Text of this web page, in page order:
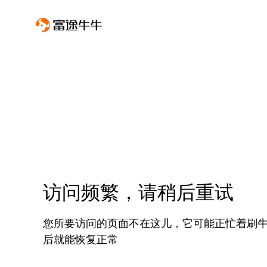
访问频繁，请稍后重试
您所要访问的页面不在这儿，它可能正忙着刷
后就能恢复正常